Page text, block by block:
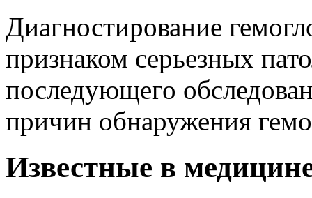
Диагностирование
признаком серьезных
последующего
причин обнаружения
Известные в